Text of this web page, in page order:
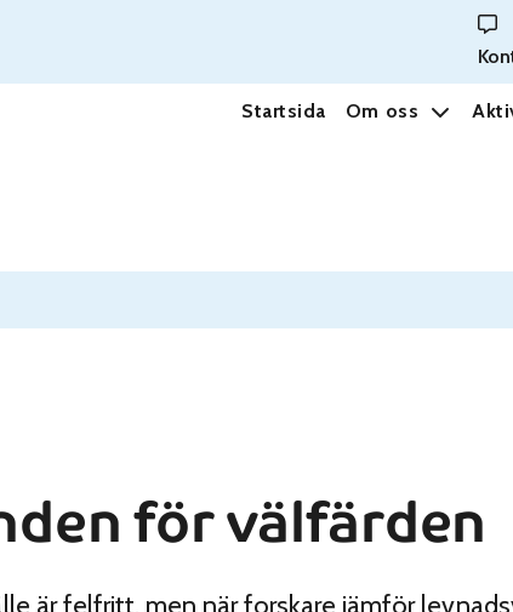
Startsida Om oss
för välfärden
är felfritt, men när forskare jämför